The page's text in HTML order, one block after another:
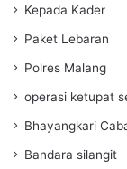
Kepada Kader
Paket Lebaran
Polres Malang
operasi ketupat
Bhayangkari
Bandara silangit